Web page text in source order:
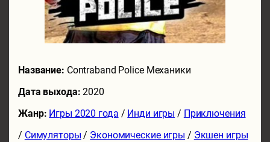
Название: Contraband Police Механики
Дата выхода:2020
Жанр: Игры 2020 года / Инди игры / Приключения
/ Симуляторы / Экономические игры / Экшен игры